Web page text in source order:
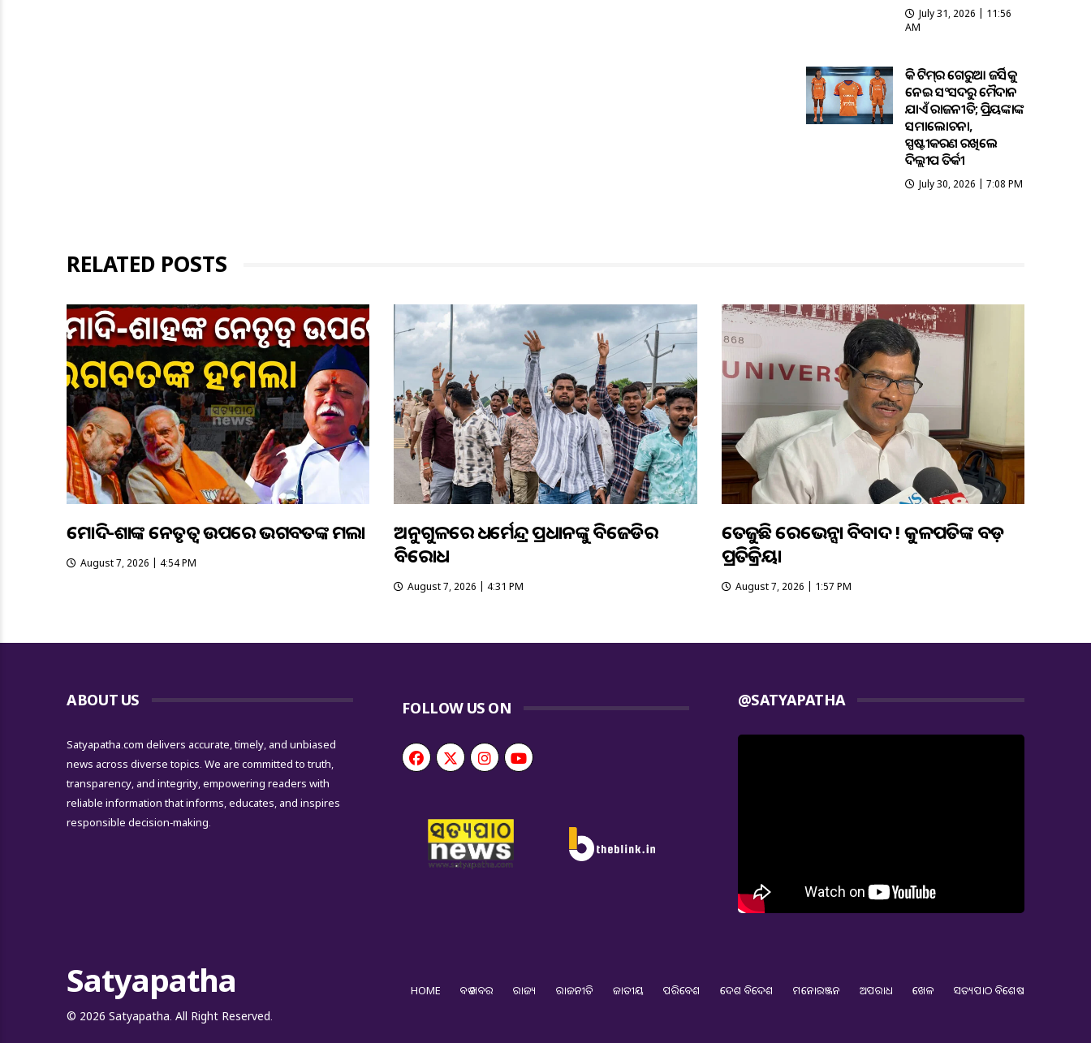
July 31, 2026 | 11:56
AM
ହକି ଟିମ୍‌ର ଗେରୁଆ ଜର୍ସିକୁ
ନେଇ ସଂସଦରୁ ମୈଦାନ
ଯାଏଁ ରାଜନୀତି; ପ୍ରିୟଙ୍କାଙ୍କ
ସମାଲୋଚନା,
ସ୍ପଷ୍ଟୀକରଣ ରଖିଲେ
ଦିଲ୍ଲୀପ ତିର୍କୀ
July 30, 2026 | 7:08 PM
RELATED POSTS
ମୋଦି-ଶାହଙ୍କ ନେତୃତ୍ୱ ଉପରେ ଭଗବତଙ୍କ ହମଲା
August 7, 2026 | 4:54 PM
ଅନୁଗୁଳରେ ଧର୍ମେନ୍ଦ୍ର ପ୍ରଧାନଙ୍କୁ ବିଜେଡିର
ବିରୋଧ
August 7, 2026 | 4:31 PM
ତେଜୁଛି ରେଭେନ୍ସା ବିବାଦ ! କୁଳପତିଙ୍କ ବଡ଼
ପ୍ରତିକ୍ରିୟା
August 7, 2026 | 1:57 PM
ABOUT US
Satyapatha.com delivers accurate, timely, and unbiased
news across diverse topics. We are committed to truth,
transparency, and integrity, empowering readers with
reliable information that informs, educates, and inspires
responsible decision-making.
FOLLOW US ON @SATYAPATHA
Satyapatha
© 2026 Satyapatha. All Right Reserved.
HOME ବଡ ଖବର ରାଜ୍ୟ ରାଜନୀତି ଜାତୀୟ ପରିବେଶ ଦେଶ ବିଦେଶ ମନୋରଞ୍ଜନ ଅପରାଧ ଖେଳ ସତ୍ୟପାଠ ବିଶେଷ